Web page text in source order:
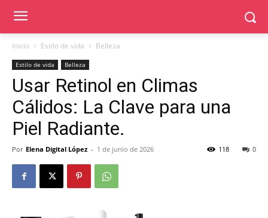
Inicio Estilo de vida Belleza
Estilo de vida Belleza
Usar Retinol en Climas
Cálidos: La Clave para una
Piel Radiante.
Por Elena Digital López - 1 de junio de 2026 0
118